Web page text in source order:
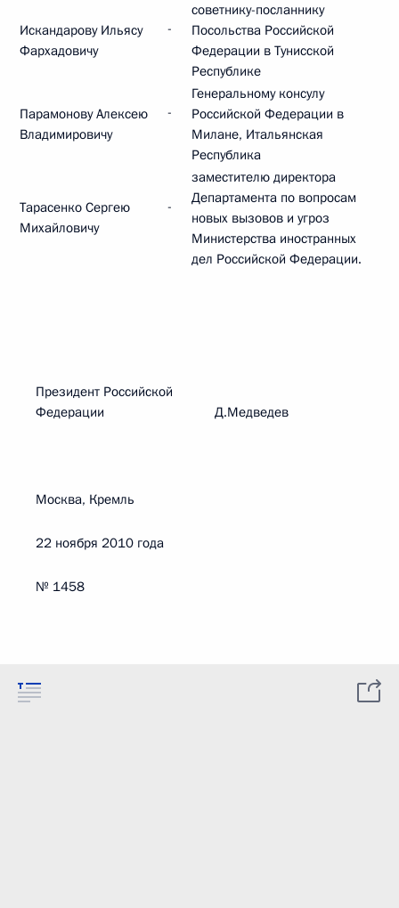
Искандарову Ильясу
Фархадовичу
-
советнику-посланнику
Посольства Российской
Федерации в Тунисской
Республике
Парамонову Алексею
Владимировичу
-
Генеральному консулу
Российской Федерации в
Милане, Итальянская
Республика
Тарасенко Сергею
Михайловичу
-
заместителю директора
Департамента по вопросам
новых вызовов и угроз
Министерства иностранных
дел Российской Федерации.
Президент Российской
Федерации Д.Медведев
Москва, Кремль
22 ноября 2010 года
№ 1458